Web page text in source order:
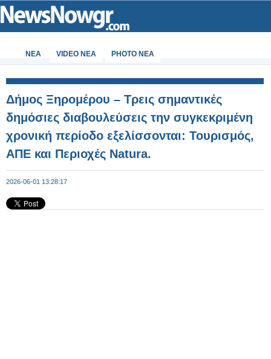
ΝΕΑ VIDEO NEA PHOTO NEA
Δήμος Ξηρομέρου – Τρεις σημαντικές
δημόσιες διαβουλεύσεις την συγκεκριμένη
χρονική περίοδο εξελίσσονται: Τουρισμός,
ΑΠΕ και Περιοχές Natura.
2026-06-01 13:28:17